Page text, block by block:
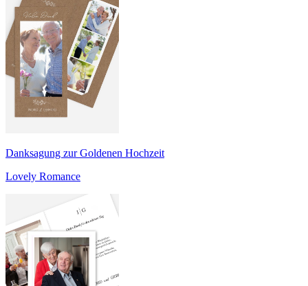
Danksagung zur Goldenen Hochzeit
Lovely Romance